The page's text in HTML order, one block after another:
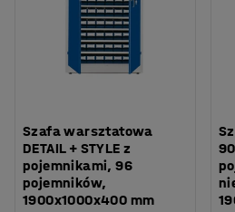
Szafa warsztatowa
DETAIL + STYLE z
pojemnikami, 96
pojemników,
1900x1000x400 mm